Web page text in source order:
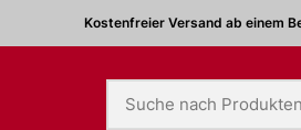
Kostenfreier Versand ab einem